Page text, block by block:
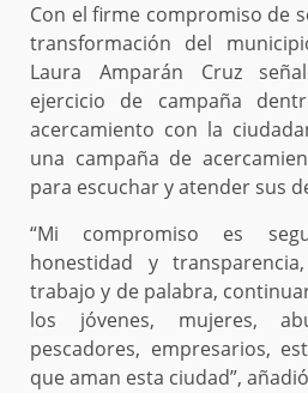
Con el firme compromiso de
transformación del
Laura Amparán Cruz
ejercicio de campaña
acercamiento con la
una campaña de
para escuchar y atender sus
“Mi compromiso es
honestidad y
trabajo y de palabra,
los jóvenes, mujeres,
pescadores, empresarios,
que aman esta ciudad”,